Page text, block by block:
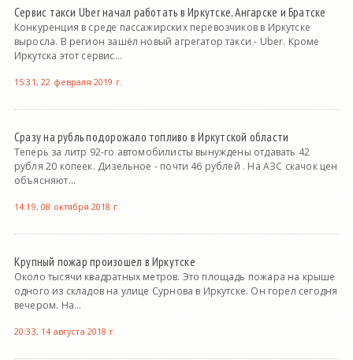
Сервис такси Uber начал работать в Иркутске, Ангарске и Братске
Конкуренция в среде пассажирских перевозчиков в Иркутске
выросла. В регион зашёл новый агрегатор такси - Uber. Кроме
Иркутска этот сервис...
15:31, 22 февраля 2019 г.
Сразу на рубль подорожало топливо в Иркутской области
Теперь за литр 92-го автомобилисты вынуждены отдавать 42
рубля 20 копеек. Дизельное - почти 46 рублей . На АЗС скачок цен
объясняют...
14:19, 08 октября 2018 г.
Крупный пожар произошел в Иркутске
Около тысячи квадратных метров. Это площадь пожара на крыше
одного из складов на улице Сурнова в Иркутске. Он горел сегодня
вечером. На...
20:33, 14 августа 2018 г.